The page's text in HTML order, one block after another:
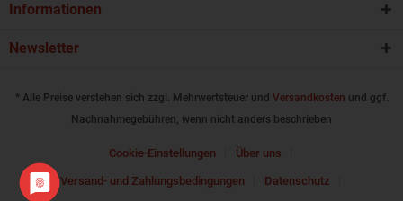
Informationen
Newsletter
* Alle Preise verstehen sich zzgl. Mehrwertsteuer und Versandkosten und ggf.
Nachnahmegebühren, wenn nicht anders beschrieben
Cookie-Einstellungen Über uns
Versand- und Zahlungsbedingungen Datenschutz